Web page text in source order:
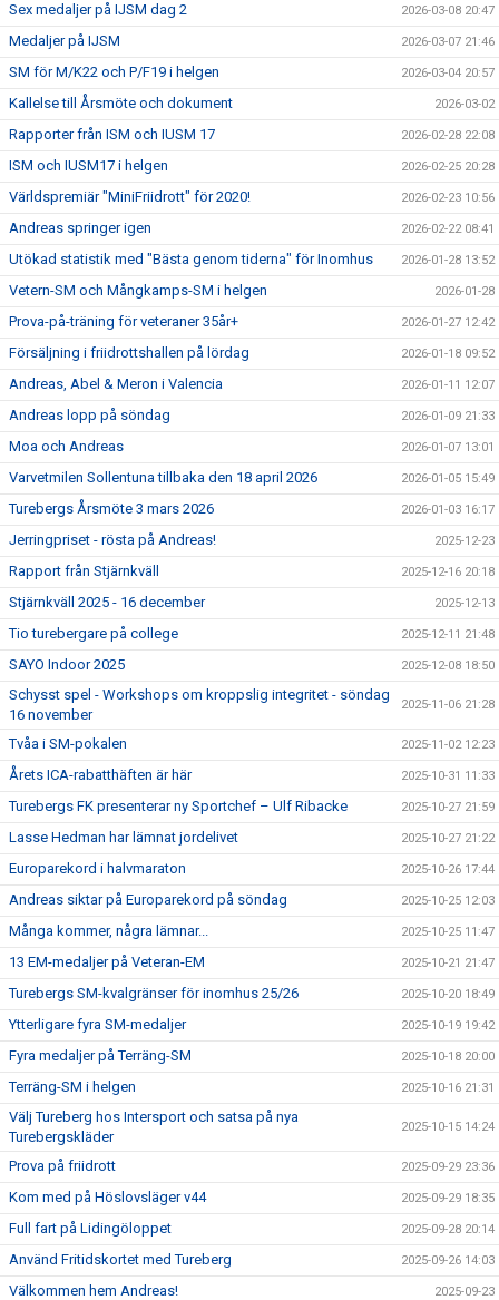
Sex medaljer på IJSM dag 2 2026-03-08 20:47
Medaljer på IJSM 2026-03-07 21:46
SM för M/K22 och P/F19 i helgen 2026-03-04 20:57
Kallelse till Årsmöte och dokument 2026-03-02
Rapporter från ISM och IUSM 17 2026-02-28 22:08
ISM och IUSM17 i helgen 2026-02-25 20:28
Världspremiär "MiniFriidrott" för 2020! 2026-02-23 10:56
Andreas springer igen 2026-02-22 08:41
Utökad statistik med "Bästa genom tiderna" för Inomhus 2026-01-28 13:52
Vetern-SM och Mångkamps-SM i helgen 2026-01-28
Prova-på-träning för veteraner 35år+ 2026-01-27 12:42
Försäljning i friidrottshallen på lördag 2026-01-18 09:52
Andreas, Abel & Meron i Valencia 2026-01-11 12:07
Andreas lopp på söndag 2026-01-09 21:33
Moa och Andreas 2026-01-07 13:01
Varvetmilen Sollentuna tillbaka den 18 april 2026 2026-01-05 15:49
Turebergs Årsmöte 3 mars 2026 2026-01-03 16:17
Jerringpriset - rösta på Andreas! 2025-12-23
Rapport från Stjärnkväll 2025-12-16 20:18
Stjärnkväll 2025 - 16 december 2025-12-13
Tio turebergare på college 2025-12-11 21:48
SAYO Indoor 2025 2025-12-08 18:50
Schysst spel - Workshops om kroppslig integritet - söndag
16 november
2025-11-06 21:28
Tvåa i SM-pokalen 2025-11-02 12:23
Årets ICA-rabatthäften är här 2025-10-31 11:33
Turebergs FK presenterar ny Sportchef – Ulf Ribacke 2025-10-27 21:59
Lasse Hedman har lämnat jordelivet 2025-10-27 21:22
Europarekord i halvmaraton 2025-10-26 17:44
Andreas siktar på Europarekord på söndag 2025-10-25 12:03
Många kommer, några lämnar... 2025-10-25 11:47
13 EM-medaljer på Veteran-EM 2025-10-21 21:47
Turebergs SM-kvalgränser för inomhus 25/26 2025-10-20 18:49
Ytterligare fyra SM-medaljer 2025-10-19 19:42
Fyra medaljer på Terräng-SM 2025-10-18 20:00
Terräng-SM i helgen 2025-10-16 21:31
Välj Tureberg hos Intersport och satsa på nya
Turebergskläder
2025-10-15 14:24
Prova på friidrott 2025-09-29 23:36
Kom med på Höslovsläger v44 2025-09-29 18:35
Full fart på Lidingöloppet 2025-09-28 20:14
Använd Fritidskortet med Tureberg 2025-09-26 14:03
Välkommen hem Andreas! 2025-09-23